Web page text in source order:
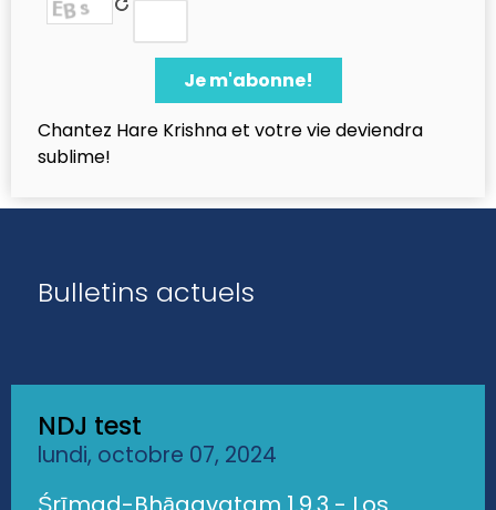
Chantez Hare Krishna et votre vie deviendra
sublime!
Bulletins actuels
NDJ test
lundi, octobre 07, 2024